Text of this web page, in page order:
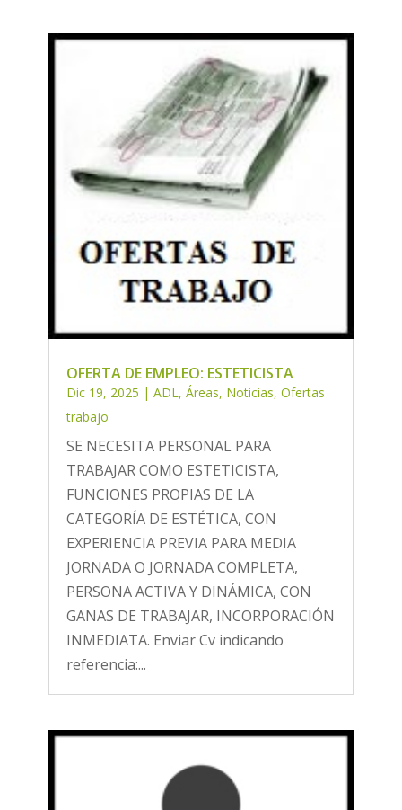
OFERTA DE EMPLEO: ESTETICISTA
Dic 19, 2025 | ADL, Áreas, Noticias, Ofertas
trabajo
SE NECESITA PERSONAL PARA
TRABAJAR COMO ESTETICISTA,
FUNCIONES PROPIAS DE LA
CATEGORÍA DE ESTÉTICA, CON
EXPERIENCIA PREVIA PARA MEDIA
JORNADA O JORNADA COMPLETA,
PERSONA ACTIVA Y DINÁMICA, CON
GANAS DE TRABAJAR, INCORPORACIÓN
INMEDIATA. Enviar Cv indicando
referencia:...